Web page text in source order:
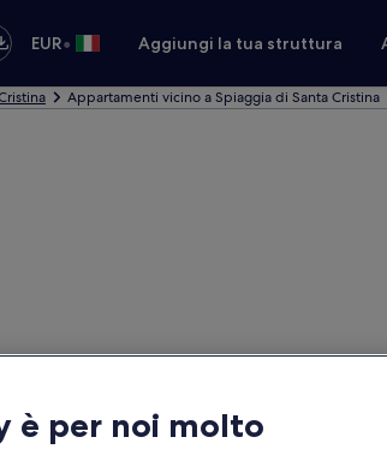
EUR• Aggiungi la tua struttura
Appartamenti vicino a Spiaggia di Santa Cristina
è per noi molto